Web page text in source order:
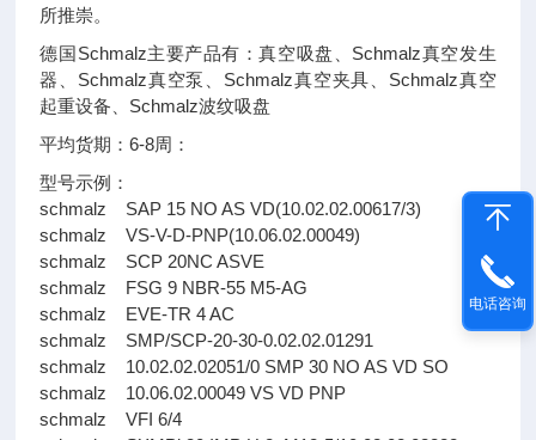
所推崇。
德国Schmalz主要产品有：真空吸盘、Schmalz真空发生
器、Schmalz真空泵、Schmalz真空夹具、Schmalz真空
起重设备、Schmalz波纹吸盘
平均货期：6-8周：
型号示例：
schmalz SAP 15 NO AS VD(10.02.02.00617/3)
schmalz VS-V-D-PNP(10.06.02.00049)
schmalz SCP 20NC ASVE
schmalz FSG 9 NBR-55 M5-AG
schmalz EVE-TR 4 AC
schmalz SMP/SCP-20-30-0.02.02.01291
schmalz 10.02.02.02051/0 SMP 30 NO AS VD SO
schmalz 10.06.02.00049 VS VD PNP
schmalz VFI 6/4
电话咨询